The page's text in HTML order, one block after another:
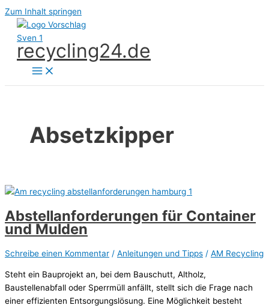
Zum Inhalt springen
recycling24.de
Absetzkipper
Abstellanforderungen für Container
und Mulden
Schreibe einen Kommentar / Anleitungen und Tipps / AM Recycling
Steht ein Bauprojekt an, bei dem Bauschutt, Altholz,
Baustellenabfall oder Sperrmüll anfällt, stellt sich die Frage nach
einer effizienten Entsorgungslösung. Eine Möglichkeit besteht